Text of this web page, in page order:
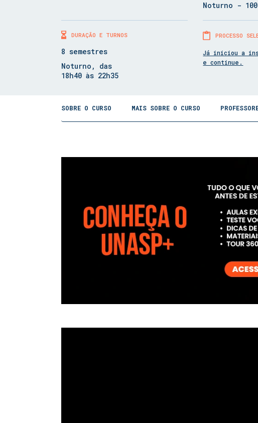
Noturno -
DURAÇÃO E TURNOS
8 semestres
Noturno, das
18h40 às 22h35
PROCESSO
Já iniciou a
e continue.
SOBRE O CURSO MAIS SOBRE O CURSO